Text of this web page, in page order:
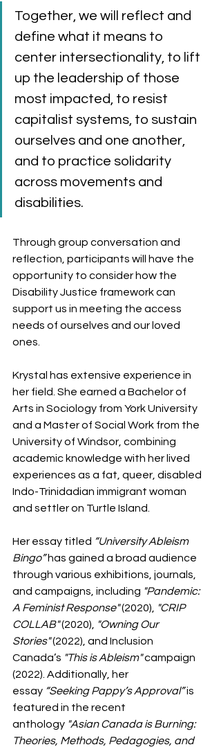
Together, we will reflect and
define what it means to
center intersectionality, to lift
up the leadership of those
most impacted, to resist
capitalist systems, to sustain
ourselves and one another,
and to practice solidarity
across movements and
disabilities.
Through group conversation and
reflection, participants will have the
opportunity to consider how the
Disability Justice framework can
support us in meeting the access
needs of ourselves and our loved
ones.
Krystal has extensive experience in
her field. She earned a Bachelor of
Arts in Sociology from York University
and a Master of Social Work from the
University of Windsor, combining
academic knowledge with her lived
experiences as a fat, queer, disabled
Indo-Trinidadian immigrant woman
and settler on Turtle Island.
Her essay titled “University Ableism
Bingo” has gained a broad audience
through various exhibitions, journals,
and campaigns, including "Pandemic:
A Feminist Response" (2020),
"CRIP
COLLAB" (2020),
"Owning Our
Stories" (2022), and Inclusion
Canada’s "This is Ableism" campaign
(2022). Additionally, her
essay “Seeking Pappy’s Approval” is
featured in the recent
anthology "Asian Canada is Burning:
Theories, Methods, Pedagogies, and